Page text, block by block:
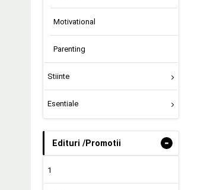
Motivational
Parenting
Stiinte
Esentiale
Edituri /Promotii -
1